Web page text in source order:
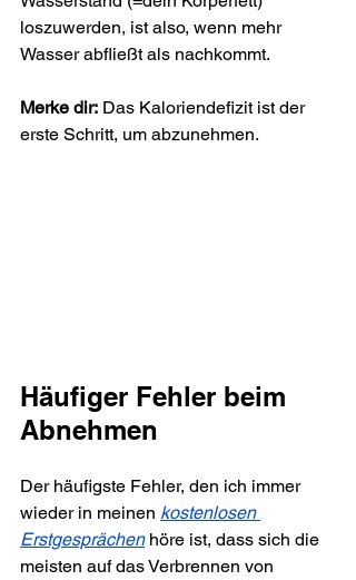
loszuwerden, ist also, wenn mehr
Wasser abfließt als nachkommt.
Merke dir: Das Kaloriendefizit ist der
erste Schritt, um abzunehmen.
Häufiger Fehler beim
Abnehmen
Der häufigste Fehler, den ich immer
wieder in meinen kostenlosen
Erstgesprächen höre ist, dass sich die
meisten auf das Verbrennen von